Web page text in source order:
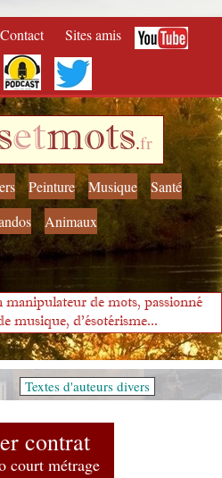
Contact Sites amis
etmots.fr
Peinture Musique
Santé
Animaux
de mots, passionné
musique, d'ésotérisme...
Textes d'auteurs divers
contrat
court métrage